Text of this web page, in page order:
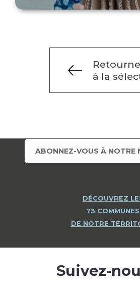
à la
ABONNEZ-VOUS À NOTRE
DÉCOUVREZ
73 COMMUNES
DE NOTRE
Suivez-